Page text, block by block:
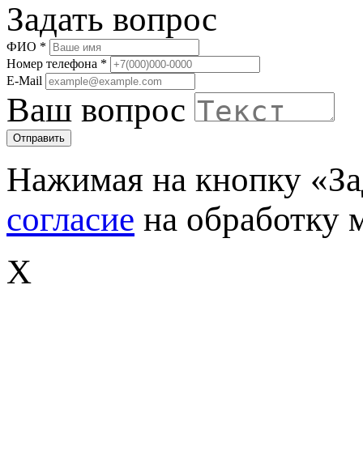
Задать вопрос
ФИО *
Номер телефона *
E-Mail
Ваш вопрос
Отправить
Нажимая на кнопку
согласие на обработку
X